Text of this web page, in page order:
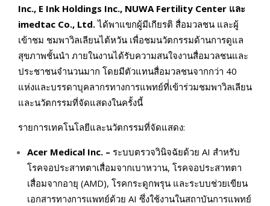
Inc., E Ink Holdings Inc., NUWA Fertility Center และ
imedtac Co., Ltd.ได้พาแขกผู้มีเกียรติ สื่อมวลชน และผู้
เข้าชม ชมพาวิลเลียนไต้หวัน เพื่อชมนวัตกรรมด้านการดูแล
สุขภาพชั้นนำ ภายในงานได้รับความสนใจงานสื่อมวลชนและ
ประชาชนจำนวนมาก โดยมีตัวแทนสื่อมวลชนจากกว่า 40
แห่งและบรรดาบุคลากรทางการแพทย์ที่่เข้าร่วมชมพาวิลเลียน
และนวัตกรรมที่จัดแสดงในครั้งนี้
รายการเทคโนโลยีและนวัตกรรมที่จัดแสดง:
Acer Medical Inc. – ระบบตรวจวินิจฉัยด้วย AI สำหรับ
โรคจอประสาทตาเสื่อมจากเบาหวาน, โรคจอประสาทตา
เสื่อมจากอายุ (AMD), โรคกระดูกพรุน และระบบช่วยเขียน
เอกสารทางการแพทย์ด้วย AI ซึ่งใช้งานในสถาบันการแพทย์